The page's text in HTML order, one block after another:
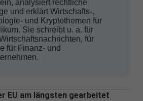
analysiert rechtliche
und erklärt Wirtschafts-,
und Kryptothemen für
Sie schreibt u. a. für
für
für Finanz- und
EU am längsten gearbeitet